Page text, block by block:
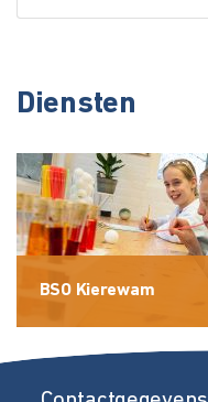
Diensten
BSO Kierewam